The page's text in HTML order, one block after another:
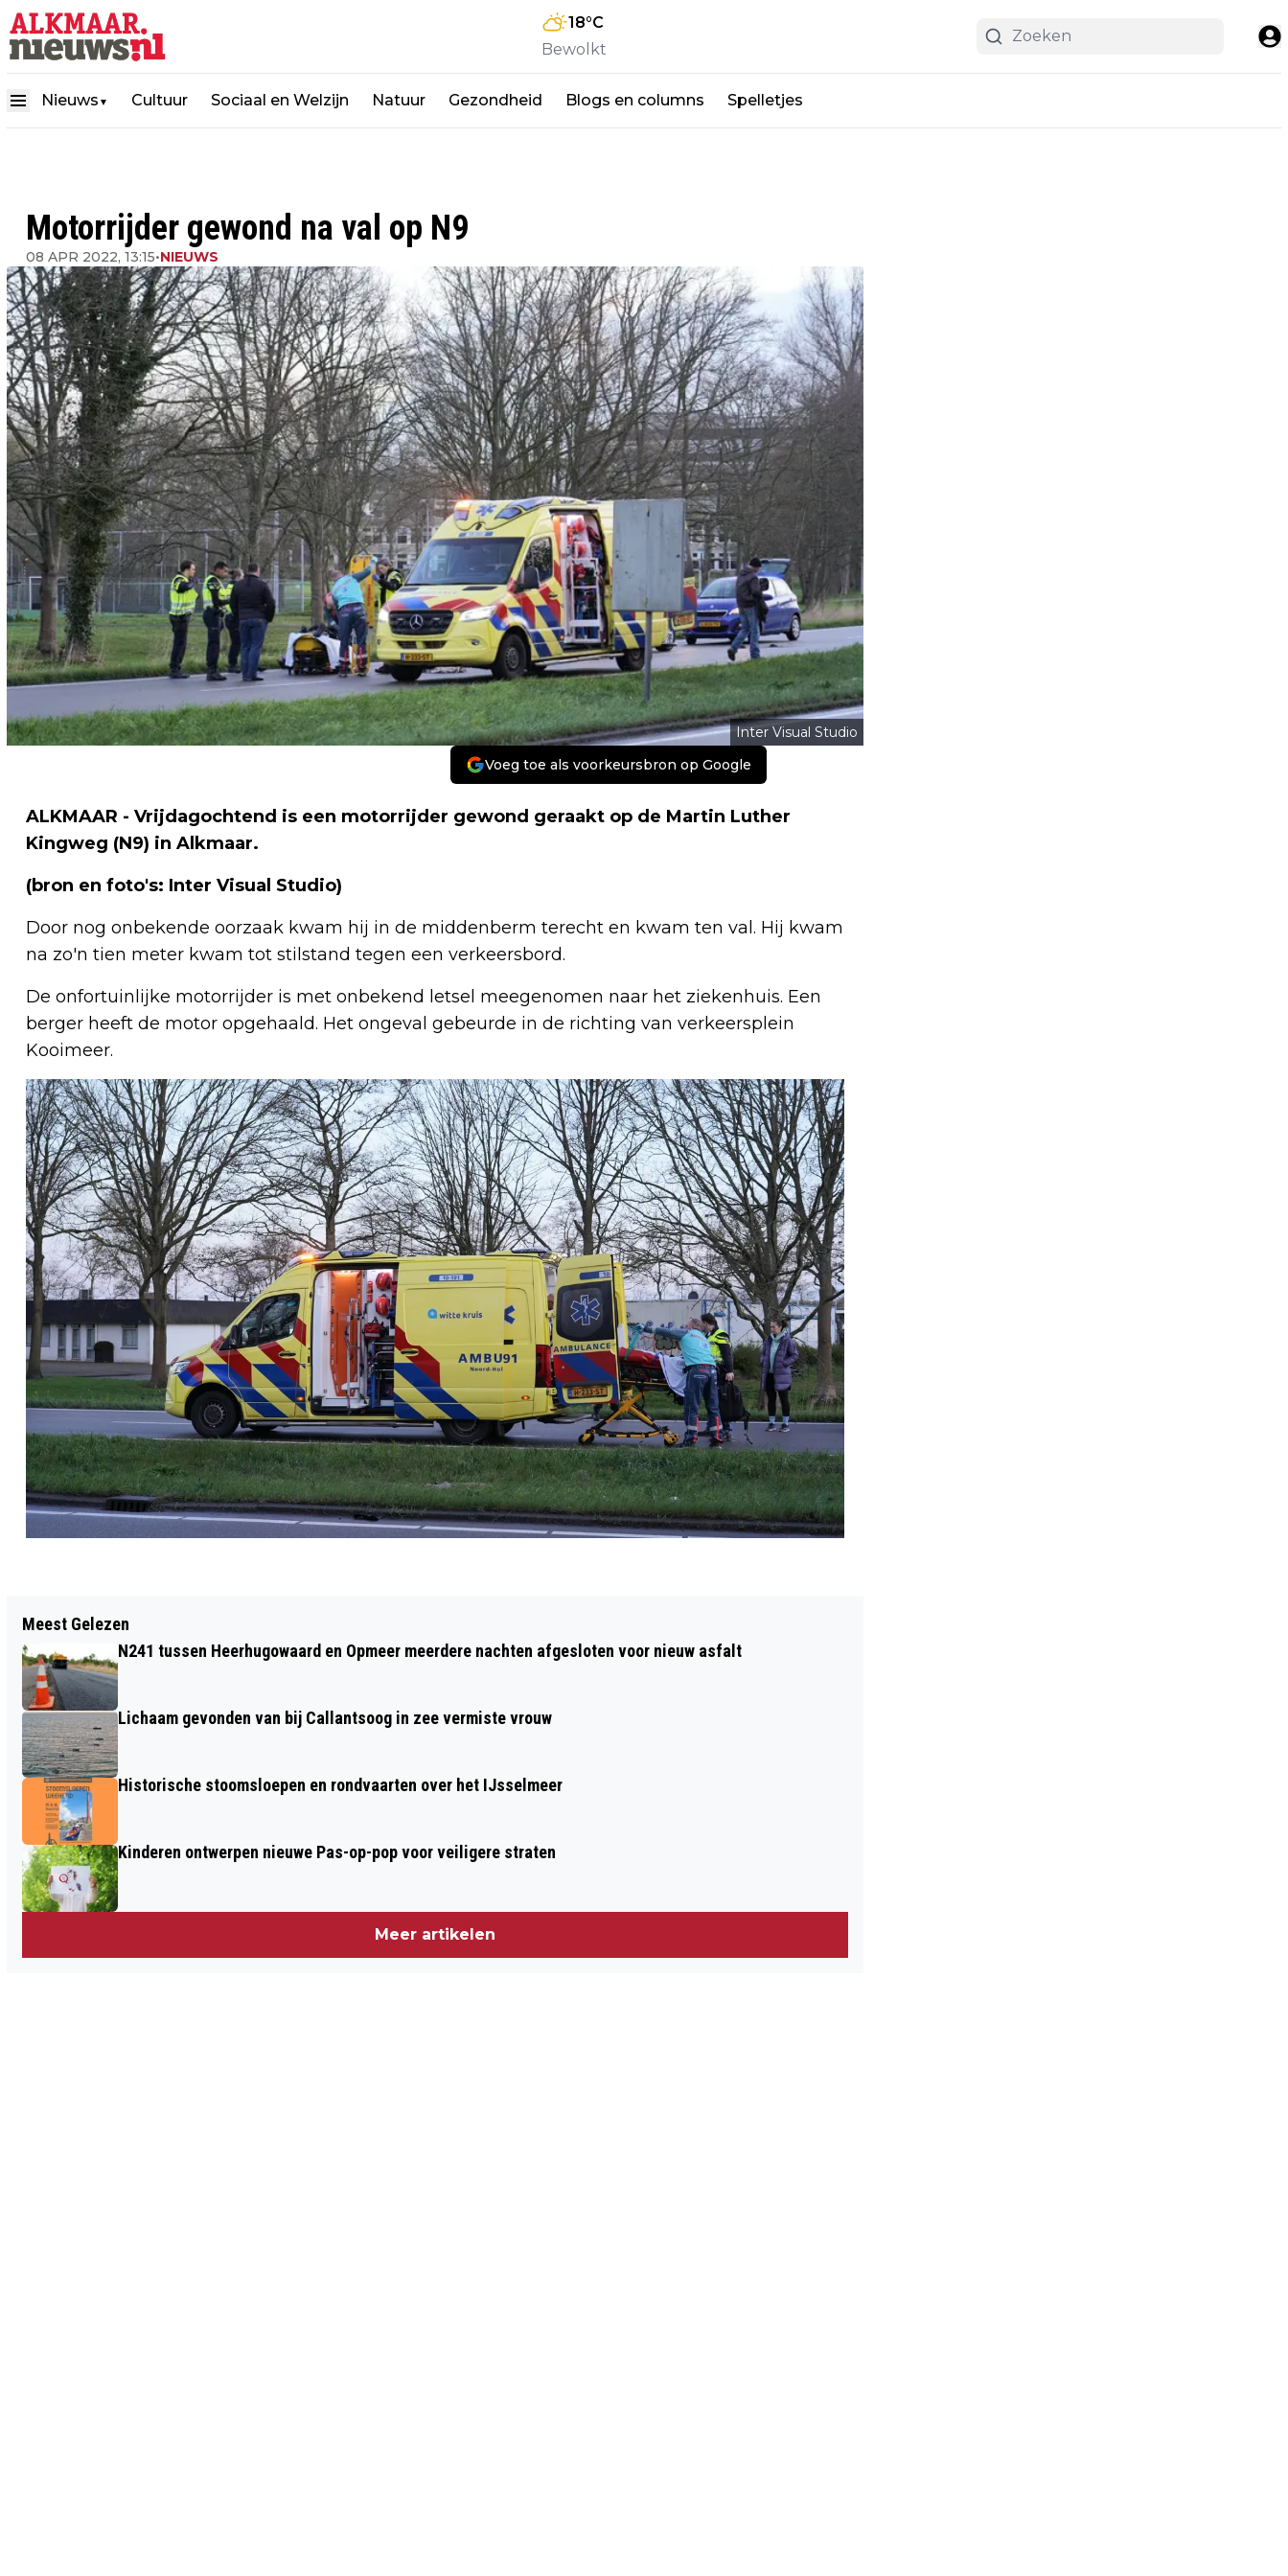
18°C
Bewolkt
Nieuws ▼ Cultuur Sociaal en Welzijn Natuur Gezondheid Blogs en columns Spelletjes
Motorrijder gewond na val op N9
08 APR 2022, 13:15•NIEUWS
Inter Visual Studio
Voeg toe als voorkeursbron op Google
ALKMAAR - Vrijdagochtend is een motorrijder gewond geraakt op de Martin Luther
Kingweg (N9) in Alkmaar.
(bron en foto's: Inter Visual Studio)
Door nog onbekende oorzaak kwam hij in de middenberm terecht en kwam ten val. Hij kwam
na zo'n tien meter kwam tot stilstand tegen een verkeersbord.
De onfortuinlijke motorrijder is met onbekend letsel meegenomen naar het ziekenhuis. Een
berger heeft de motor opgehaald. Het ongeval gebeurde in de richting van verkeersplein
Kooimeer.
ERE-INSIGNE IN GOUD VOOR HANS VAN
WIJLAND
SENIOREN IN DE HOEF START MET
Meest Gelezen
N241 tussen Heerhugowaard en Opmeer meerdere nachten afgesloten voor nieuw asfalt
Lichaam gevonden van bij Callantsoog in zee vermiste vrouw
Historische stoomsloepen en rondvaarten over het IJsselmeer
Kinderen ontwerpen nieuwe Pas-op-pop voor veiligere straten
Meer artikelen